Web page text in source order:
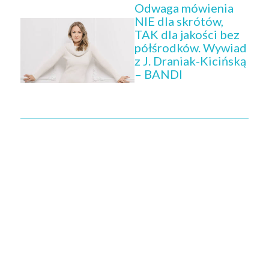
Odwaga mówienia
NIE dla skrótów,
TAK dla jakości bez
półśrodków. Wywiad
z J. Draniak-Kicińską
– BANDI